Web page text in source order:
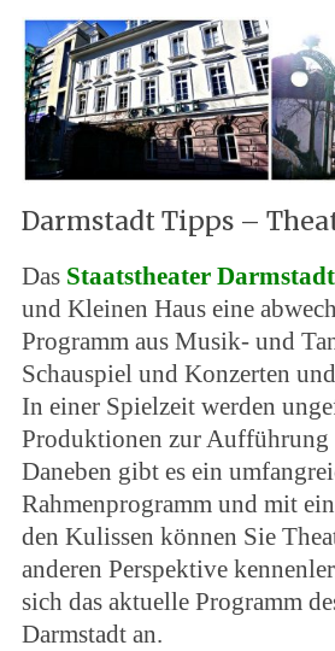
Darmstadt Tipps –
DasStaatstheater Darmstadt
und Kleinen Haus eine
Programm aus Musik- und
Schauspiel und Konzerten
In einer Spielzeit werden
Produktionen zur Aufführung
Daneben gibt es ein
Rahmenprogramm und mit
den Kulissen können Sie
anderen Perspektive
sich das aktuelle Programm
Darmstadt an.